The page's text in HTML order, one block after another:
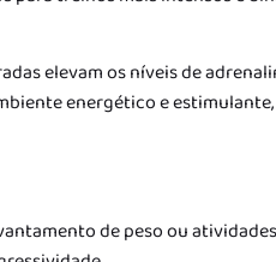
elevam os níveis de
energético e
de peso ou